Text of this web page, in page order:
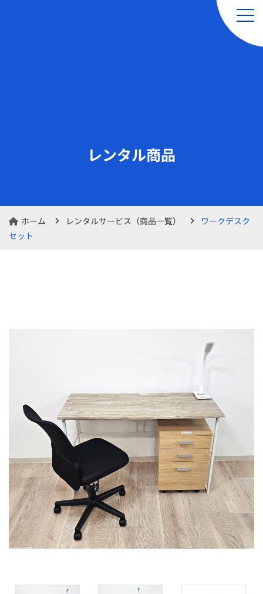
レンタル商品
ホーム レンタルサービス（商品一覧）
ワークデスク
セット
よくあるご質問
会社概要
法人様へ お知らせ一覧
各種規約・規定について
プライバシーポリシー 解約規定
関する表記